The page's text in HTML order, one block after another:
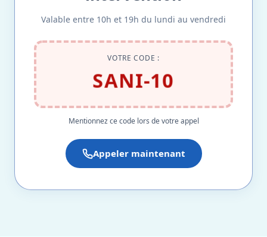
Valable entre 10h et 19h du lundi au vendredi
VOTRE CODE :
SANI-10
Mentionnez ce code lors de votre appel
Appeler maintenant